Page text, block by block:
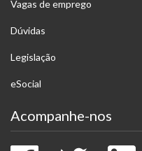
Vagas de emprego
Dúvidas
Legislação
eSocial
Acompanhe-nos